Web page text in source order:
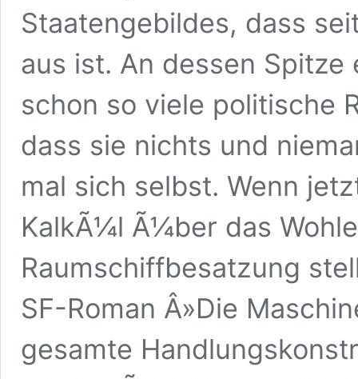
Staatengebildes, dass
aus ist. An dessen
schon so viele politische
dass sie nichts und
mal sich selbst. Wenn
KalkÃ¼l Ã¼ber das
Raumschiffbesatzung
SF-Roman Â»Die
gesamte